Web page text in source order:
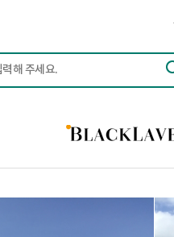
Golf) - 맞춤형 해외 골프 여행 전